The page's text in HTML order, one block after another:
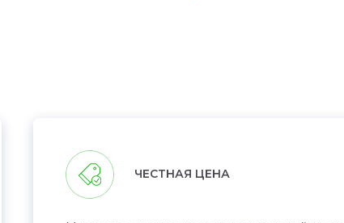
ЧЕСТНАЯ ЦЕНА